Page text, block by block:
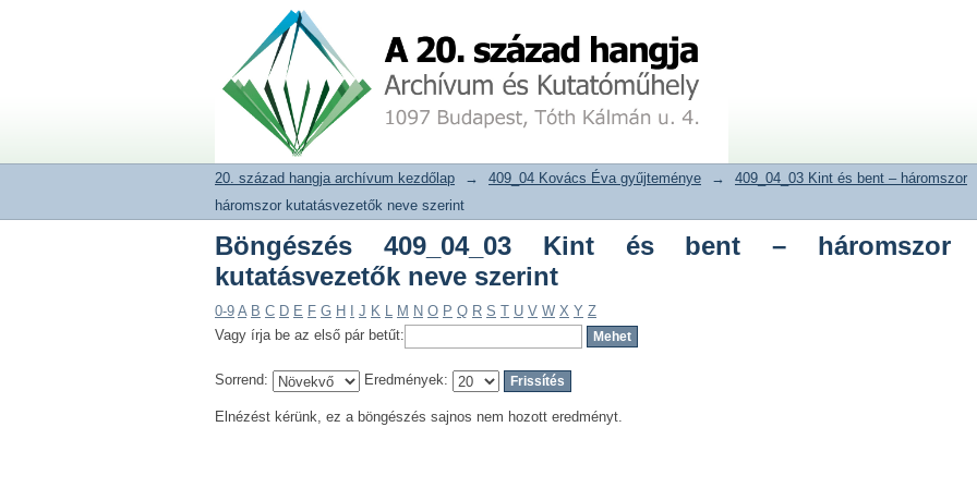
Böngészés 409_04_03 Kint és bent – háromszor
20. század hangja archívum adattár
20. század hangja archívum kezdőlap → 409_04 Kovács Éva gyűjteménye → 409_04_03 Kint és bent – háromszor
háromszor kutatásvezetők neve szerint
Böngészés 409_04_03 Kint és bent – háromszor
kutatásvezetők neve szerint
0-9 A B C D E F G H J K L M N O P Q R S T U V W X Y Z
Vagy írja be az első pár betűt:
Sorrend: Eredmények:
Elnézést kérünk, ez a böngészés sajnos nem hozott eredményt.